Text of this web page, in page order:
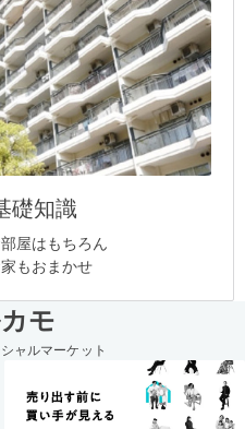
礎知識
屋はもちろん
もおまかせ
モ
ャルマーケット